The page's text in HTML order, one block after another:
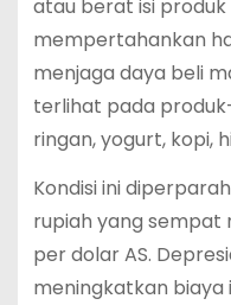
atau berat isi
mempertahankan
menjaga daya beli
terlihat pada
ringan, yogurt, kopi,
Kondisi ini
rupiah yang sempat
per dolar AS.
meningkatkan